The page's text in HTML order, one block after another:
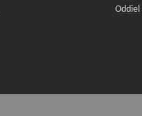
Oddiel